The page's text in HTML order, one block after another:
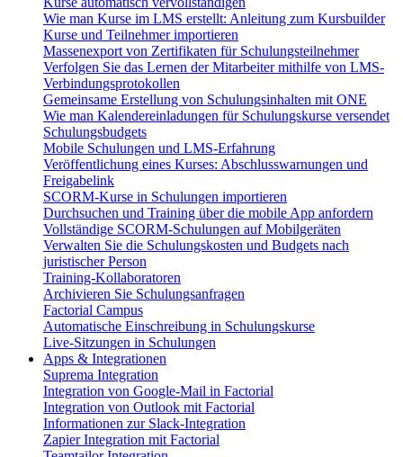
Wie man Kurse im LMS erstellt: Anleitung zum Kursbuilder
Kurse und Teilnehmer importieren
Massenexport von Zertifikaten für Schulungsteilnehmer
Verfolgen Sie das Lernen der Mitarbeiter mithilfe von LMS-
Verbindungsprotokollen
Gemeinsame Erstellung von Schulungsinhalten mit ONE
Wie man Kalendereinladungen für Schulungskurse versendet
Schulungsbudgets
Mobile Schulungen und LMS-Erfahrung
Veröffentlichung eines Kurses: Abschlusswarnungen und
Freigabelink
SCORM-Kurse in Schulungen importieren
Durchsuchen und Training über die mobile App anfordern
Vollständige SCORM-Schulungen auf Mobilgeräten
Verwalten Sie die Schulungskosten und Budgets nach
juristischer Person
Training-Kollaboratoren
Archivieren Sie Schulungsanfragen
Factorial Campus
Automatische Einschreibung in Schulungskurse
Live-Sitzungen in Schulungen
Apps & Integrationen
Suprema Integration
Integration von Google-Mail in Factorial
Integration von Outlook mit Factorial
Informationen zur Slack-Integration
Zapier Integration mit Factorial